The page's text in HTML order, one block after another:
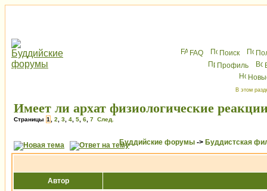
FAQ Поиск
Профиль
В этом
Имеет ли архат физиологические
Страницы 1 2 3 4 5 6 7 След.
Буддийские форумы -> Буддистская
Автор